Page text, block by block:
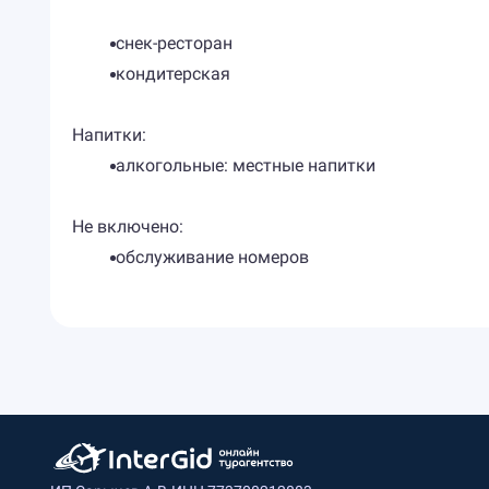
снек-ресторан
кондитерская
Напитки:
алкогольные: местные напитки
Не включено:
обслуживание номеров